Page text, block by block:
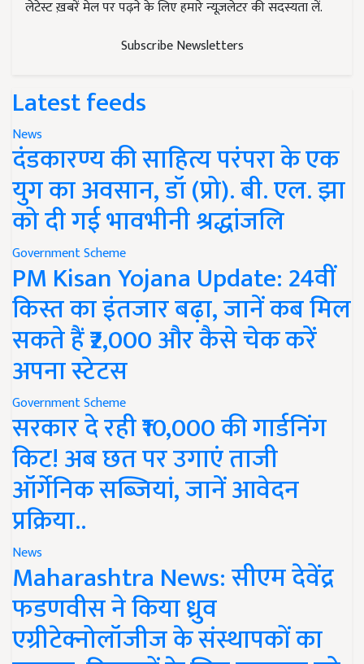
लेटेस्ट ख़बरें मेल पर पढ़ने के लिए हमारे न्यूज़लेटर की सदस्यता लें.
Subscribe Newsletters
Latest feeds
News
दंडकारण्य की साहित्य परंपरा के एक
युग का अवसान, डॉ (प्रो). बी. एल. झा
को दी गई भावभीनी श्रद्धांजलि
Government Scheme
PM Kisan Yojana Update: 24वीं
किस्त का इंतजार बढ़ा, जानें कब मिल
सकते हैं ₹2,000 और कैसे चेक करें
अपना स्टेटस
Government Scheme
सरकार दे रही ₹10,000 की गार्डनिंग
किट! अब छत पर उगाएं ताजी
ऑर्गेनिक सब्जियां, जानें आवेदन
प्रक्रिया..
News
Maharashtra News: सीएम देवेंद्र
फडणवीस ने किया ध्रुव
एग्रीटेक्नोलॉजीज के संस्थापकों का